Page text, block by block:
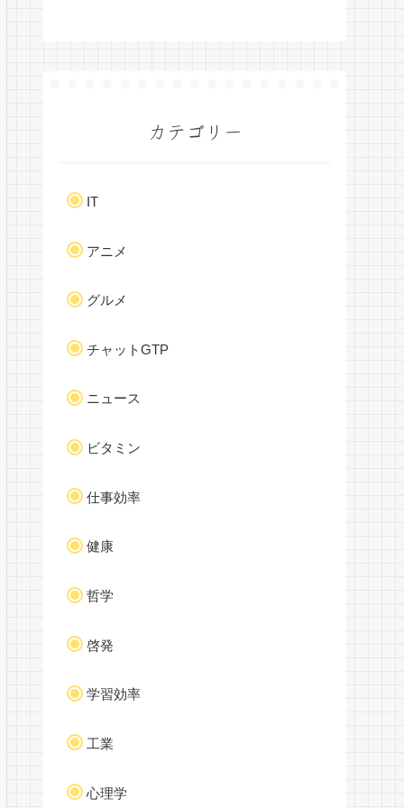
カテゴリー
IT
アニメ
グルメ
チャットGTP
ニュース
ビタミン
仕事効率
健康
哲学
啓発
学習効率
工業
心理学